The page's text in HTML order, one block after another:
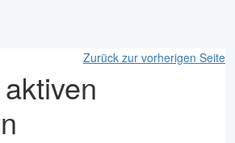
Zurück zur vorherigen Seite